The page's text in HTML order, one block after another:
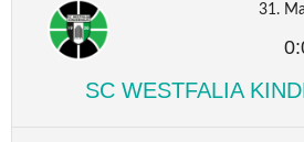
31.
SC WESTFALIA